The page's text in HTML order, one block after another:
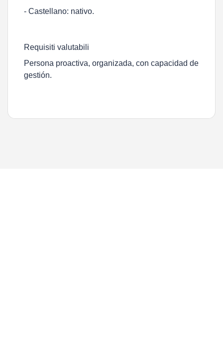
- Castellano: nativo.
Requisiti valutabili
Persona proactiva, organizada, con capacidad de
gestión.